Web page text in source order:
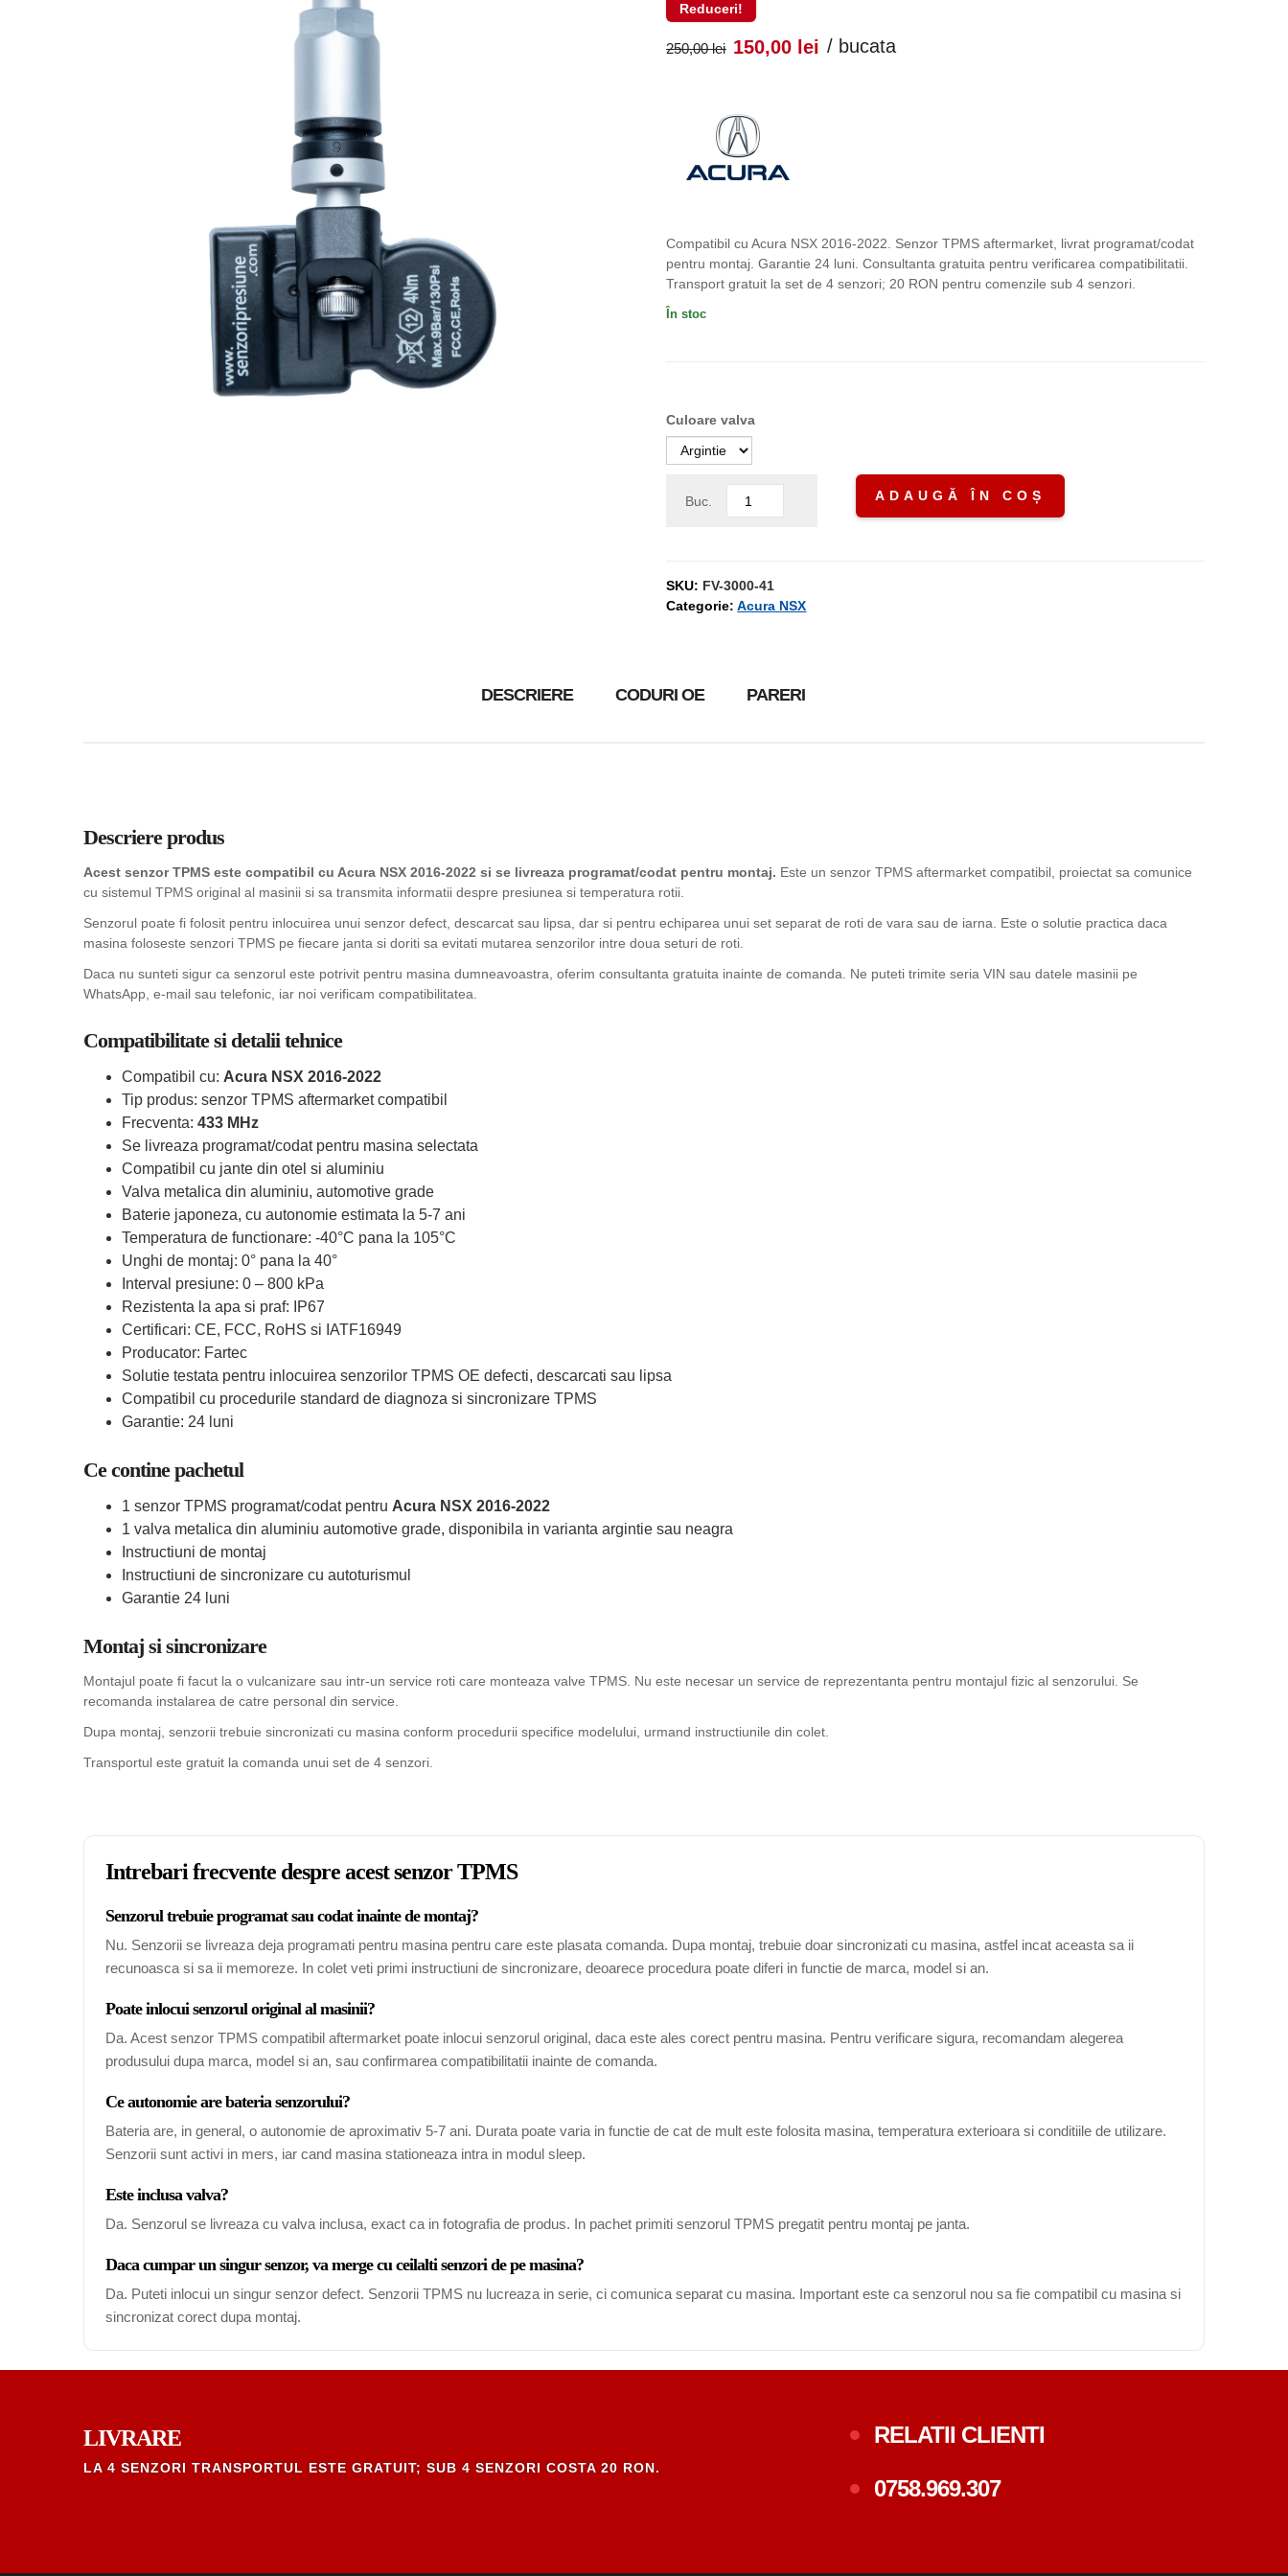
Reduceri!
250,00lei Prețul
a
fost:
150,00 lei Prețul
/ bucata
Compatibil cu Acura NSX 2016-2022. Senzor TPMS aftermarket, livrat programat/codat
pentru montaj. Garantie 24 luni. Consultanta gratuita pentru verificarea compatibilitatii.
Transport gratuit la set de 4 senzori; 20 RON pentru comenzile sub 4 senzori.
În stoc
Culoare valva
Buc. ADAUGĂ ÎN COȘ
SKU: FV-3000-41
Categorie:Acura NSX
DESCRIERE CODURI OE PARERI
Descriere produs
Acest senzor TPMS este compatibil cu Acura NSX 2016-2022 si se livreaza programat/codat pentru montaj. Este un senzor TPMS aftermarket compatibil, proiectat sa comunice
cu sistemul TPMS original al masinii si sa transmita informatii despre presiunea si temperatura rotii.
Senzorul poate fi folosit pentru inlocuirea unui senzor defect, descarcat sau lipsa, dar si pentru echiparea unui set separat de roti de vara sau de iarna. Este o solutie practica daca
masina foloseste senzori TPMS pe fiecare janta si doriti sa evitati mutarea senzorilor intre doua seturi de roti.
Daca nu sunteti sigur ca senzorul este potrivit pentru masina dumneavoastra, oferim consultanta gratuita inainte de comanda. Ne puteti trimite seria VIN sau datele masinii pe
WhatsApp, e-mail sau telefonic, iar noi verificam compatibilitatea.
Compatibilitate si detalii tehnice
Compatibil cu: Acura NSX 2016-2022
Tip produs: senzor TPMS aftermarket compatibil
Frecventa: 433 MHz
Se livreaza programat/codat pentru masina selectata
Compatibil cu jante din otel si aluminiu
Valva metalica din aluminiu, automotive grade
Baterie japoneza, cu autonomie estimata la 5-7 ani
Temperatura de functionare: -40°C pana la 105°C
Unghi de montaj: 0° pana la 40°
Interval presiune: 0 – 800 kPa
Rezistenta la apa si praf: IP67
Certificari: CE, FCC, RoHS si IATF16949
Producator: Fartec
Solutie testata pentru inlocuirea senzorilor TPMS OE defecti, descarcati sau lipsa
Compatibil cu procedurile standard de diagnoza si sincronizare TPMS
Garantie: 24 luni
Ce contine pachetul
1 senzor TPMS programat/codat pentru Acura NSX 2016-2022
1 valva metalica din aluminiu automotive grade, disponibila in varianta argintie sau neagra
Instructiuni de montaj
Instructiuni de sincronizare cu autoturismul
Garantie 24 luni
Montaj si sincronizare
Montajul poate fi facut la o vulcanizare sau intr-un service roti care monteaza valve TPMS. Nu este necesar un service de reprezentanta pentru montajul fizic al senzorului. Se
recomanda instalarea de catre personal din service.
Dupa montaj, senzorii trebuie sincronizati cu masina conform procedurii specifice modelului, urmand instructiunile din colet.
Transportul este gratuit la comanda unui set de 4 senzori.
Intrebari frecvente despre acest senzor TPMS
Senzorul trebuie programat sau codat inainte de montaj?
Nu. Senzorii se livreaza deja programati pentru masina pentru care este plasata comanda. Dupa montaj, trebuie doar sincronizati cu masina, astfel incat aceasta sa ii
recunoasca si sa ii memoreze. In colet veti primi instructiuni de sincronizare, deoarece procedura poate diferi in functie de marca, model si an.
Poate inlocui senzorul original al masinii?
Da. Acest senzor TPMS compatibil aftermarket poate inlocui senzorul original, daca este ales corect pentru masina. Pentru verificare sigura, recomandam alegerea
produsului dupa marca, model si an, sau confirmarea compatibilitatii inainte de comanda.
Ce autonomie are bateria senzorului?
Bateria are, in general, o autonomie de aproximativ 5-7 ani. Durata poate varia in functie de cat de mult este folosita masina, temperatura exterioara si conditiile de utilizare.
Senzorii sunt activi in mers, iar cand masina stationeaza intra in modul sleep.
Este inclusa valva?
Da. Senzorul se livreaza cu valva inclusa, exact ca in fotografia de produs. In pachet primiti senzorul TPMS pregatit pentru montaj pe janta.
Daca cumpar un singur senzor, va merge cu ceilalti senzori de pe masina?
Da. Puteti inlocui un singur senzor defect. Senzorii TPMS nu lucreaza in serie, ci comunica separat cu masina. Important este ca senzorul nou sa fie compatibil cu masina si
sincronizat corect dupa montaj.
LIVRARE
LA 4 SENZORI TRANSPORTUL ESTE GRATUIT; SUB 4 SENZORI COSTA 20 RON.
RELATII CLIENTI
0758.969.307